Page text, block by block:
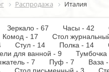
Распродажа Италия
Зеркало - 67 Часы - 42
Комод - 17 Стол
Стул - 14 Полка - 14
для ванной - 9
- 7
Пуф - 7